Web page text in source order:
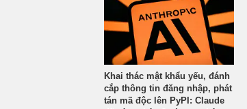
Khai thác mật khẩu yếu, đánh
cắp thông tin đăng nhập, phát
tán mã độc lên PyPI: Claude